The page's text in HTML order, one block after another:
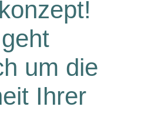
um die
Ihrer